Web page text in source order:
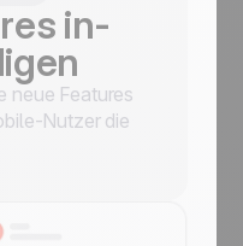
in-
neue Features
Nutzer die